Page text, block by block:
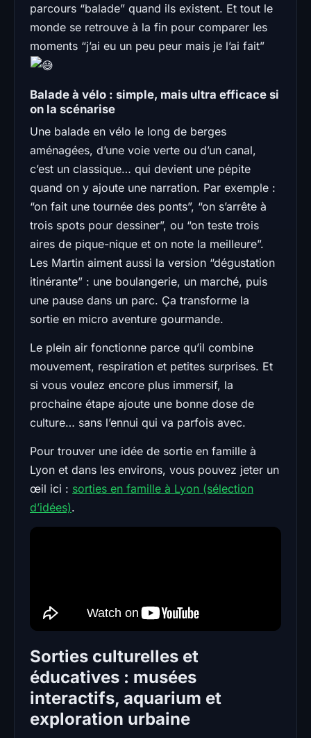
parcours “balade” quand ils existent. Et tout le
monde se retrouve à la fin pour comparer les
moments “j’ai eu un peu peur mais je l’ai fait”
Balade à vélo : simple, mais ultra efficace si
on la scénarise
Une balade en vélo le long de berges
aménagées, d’une voie verte ou d’un canal,
c’est un classique… qui devient une pépite
quand on y ajoute une narration. Par exemple :
“on fait une tournée des ponts”, “on s’arrête à
trois spots pour dessiner”, ou “on teste trois
aires de pique-nique et on note la meilleure”.
Les Martin aiment aussi la version “dégustation
itinérante” : une boulangerie, un marché, puis
une pause dans un parc. Ça transforme la
sortie en micro aventure gourmande.
Le plein air fonctionne parce qu’il combine
mouvement, respiration et petites surprises. Et
si vous voulez encore plus immersif, la
prochaine étape ajoute une bonne dose de
culture… sans l’ennui qui va parfois avec.
Pour trouver une idée de sortie en famille à
Lyon et dans les environs, vous pouvez jeter un
œil ici : sorties en famille à Lyon (sélection
d’idées).
Sorties culturelles et
éducatives : musées
interactifs, aquarium et
exploration urbaine